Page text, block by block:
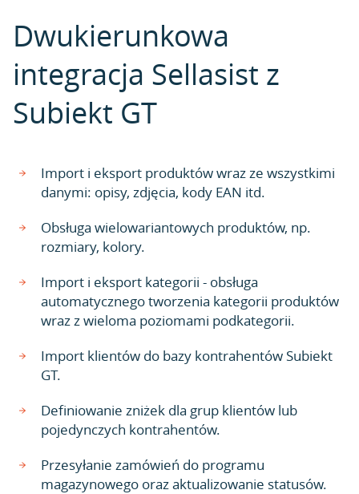
Dwukierunkowa
integracja Sellasist z
Subiekt GT
Import i eksport produktów wraz ze wszystkimi
danymi: opisy, zdjęcia, kody EAN itd.
Obsługa wielowariantowych produktów, np.
rozmiary, kolory.
Import i eksport kategorii - obsługa
automatycznego tworzenia kategorii produktów
wraz z wieloma poziomami podkategorii.
Import klientów do bazy kontrahentów Subiekt
GT.
Definiowanie zniżek dla grup klientów lub
pojedynczych kontrahentów.
Przesyłanie zamówień do programu
magazynowego oraz aktualizowanie statusów.